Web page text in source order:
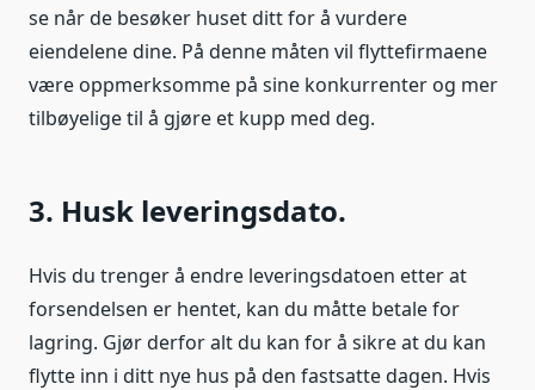
se når de besøker huset ditt for å vurdere
eiendelene dine. På denne måten vil flyttefirmaene
være oppmerksomme på sine konkurrenter og mer
tilbøyelige til å gjøre et kupp med deg.
3. Husk leveringsdato.
Hvis du trenger å endre leveringsdatoen etter at
forsendelsen er hentet, kan du måtte betale for
lagring. Gjør derfor alt du kan for å sikre at du kan
flytte inn i ditt nye hus på den fastsatte dagen. Hvis